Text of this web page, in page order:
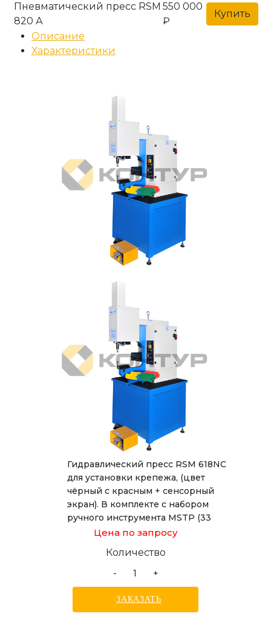
Пневматический пресс RSM
820 А
550 000
₽
Купить
Описание
Характеристики
Гидравлический пресс RSM 618NC
для установки крепежа, (цвет
чёрный с красным + сенсорный
экран). В комплекте с набором
ручного инструмента MSTP (33
предмета).Цена по запросу
Количество
-
+
ЗАКАЗАТЬ